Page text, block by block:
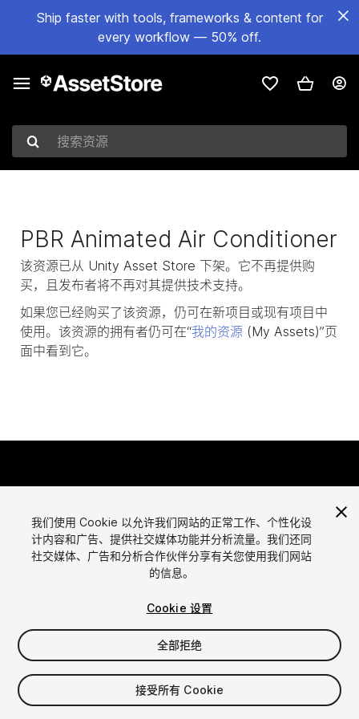
Ship faster with tools, frameworks & content for
every workflow — 50% off.
搜索资源
PBR Animated Air Conditioner
该资源已从 Unity Asset Store 下架。它不再提供购
买，且发布者将不再对其提供技术支持。
如果您已经购买了该资源，仍可在新项目或现有项目中
使用。该资源的拥有者仍可在“我的资源 (My Assets)”页
面中看到它。
语言
日本語
通过Unity出售资源
出售资源
资源上传指南
发布商登录
常见问题
我们使用 Cookie 以允许我们网站的正常工作、个性化设
计内容和广告、提供社交媒体功能并分析流量。我们还同
社交媒体、广告和分析合作伙伴分享有关您使用我们网站
的信息。
Cookie 设置
全部拒绝
接受所有 Cookie